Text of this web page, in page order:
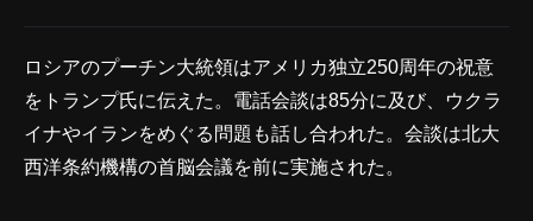
ロシアのプーチン大統領はアメリカ独立250周年の祝意
をトランプ氏に伝えた。電話会談は85分に及び、ウクラ
イナやイランをめぐる問題も話し合われた。会談は北大
西洋条約機構の首脳会議を前に実施された。